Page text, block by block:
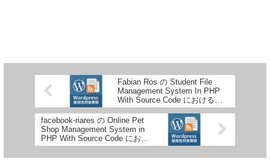
Fabian Ros の Student File
Management System In PHP
With Source Code におけるク
ロスサイトスクリプティングの
脆弱性
facebook-riares の Online Pet
Shop Management System in
PHP With Source Code におけ
るインジェクションに関する脆
弱性